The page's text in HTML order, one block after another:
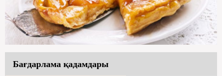
Бағдарлама қадамдары